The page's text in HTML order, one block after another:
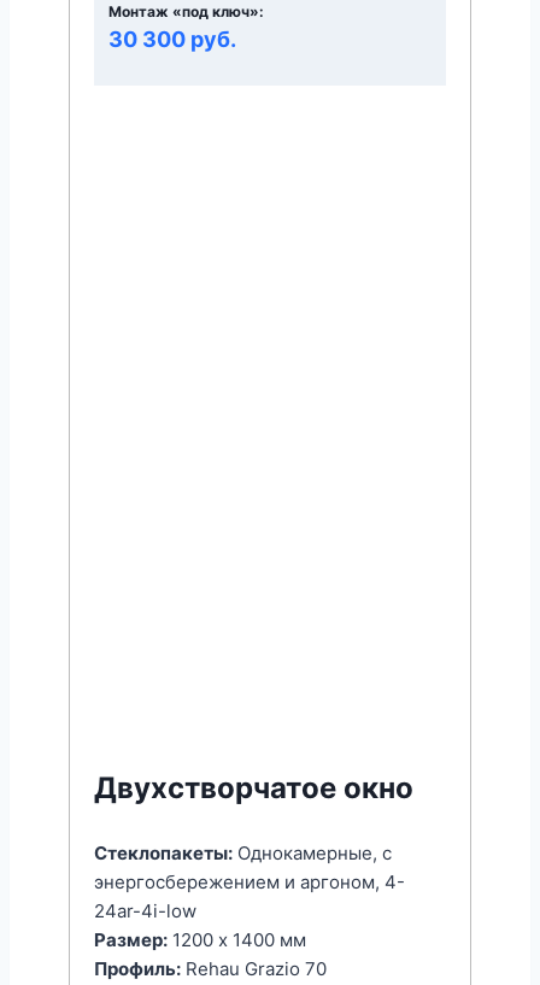
Монтаж «под ключ»:
30 300 руб.
Двухстворчатое окно
Стеклопакеты: Однокамерные, с
энергоcбережением и аргоном, 4-
24ar-4i-low
Размер: 1200 x 1400 мм
Профиль: Rehau Grazio 70